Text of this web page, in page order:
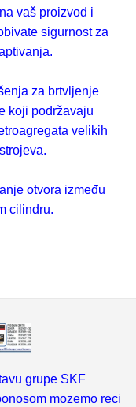
vaš proizvod i
sigurnost za
za brtvljenje
koji podržavaju
velikih
otvora između
cilindru.
grupe SKF
mozemo reci